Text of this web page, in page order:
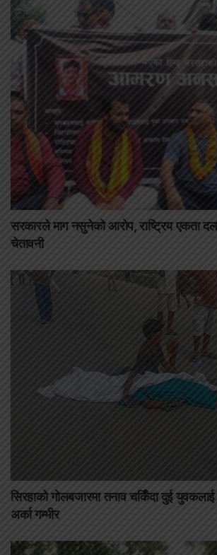
सरकारले माग नसुनेको आरोप, राष्ट्रिय एकता
चेतावनी
सिरहाको गोलबजारमा तनाव चर्किँदा दुई
अर्का गम्भीर